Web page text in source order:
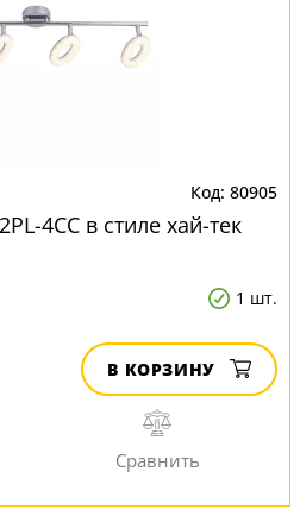
80905
4CC в стиле хай-тек
1 шт.
В КОРЗИНУ